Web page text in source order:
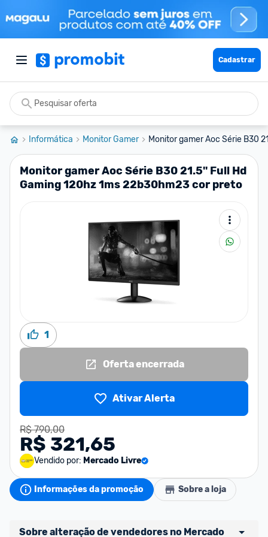
Cadastrar
Informática Monitor Gamer Monitor gamer Aoc Série B30
Monitor gamer Aoc Série B30 21.5'' Full Hd
Gaming 120hz 1ms 22b30hm23 cor preto
1
Oferta encerrada
Ativar Alerta
R$ 790,00
R$ 321,65
Vendido por: Mercado Livre
Informações da promoção Sobre a loja
Sobre alteração de vendedores no Mercado